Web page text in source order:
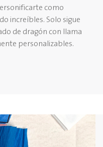
como
increíbles. Solo sigue
de dragón con llama
personalizables.